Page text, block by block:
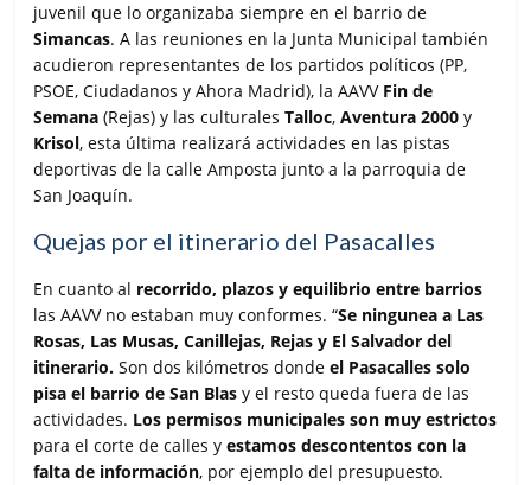
juvenil que lo organizaba siempre en el barrio de
Simancas. A las reuniones en la Junta Municipal también
acudieron representantes de los partidos políticos (PP,
PSOE, Ciudadanos y Ahora Madrid), la AAVV Fin de
Semana(Rejas) y las culturalesTalloc,Aventura 2000 y
Krisol, esta última realizará actividades en las pistas
deportivas de la calle Amposta junto a la parroquia de
San Joaquín.
Quejas por el itinerario del Pasacalles
En cuanto al recorrido, plazos y equilibrio entre barrios
las AAVV no estaban muy conformes. “Se ningunea a Las
Rosas, Las Musas, Canillejas, Rejas y El Salvador del
itinerario. Son dos kilómetros dondeel Pasacalles solo
pisa el barrio de San Blas y el resto queda fuera de las
actividades. Los permisos municipales son muy estrictos
para el corte de calles yestamos descontentos con la
falta de información, por ejemplo del presupuesto.